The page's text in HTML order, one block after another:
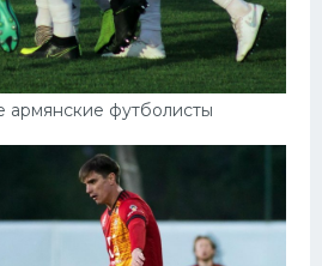
армянские футболисты